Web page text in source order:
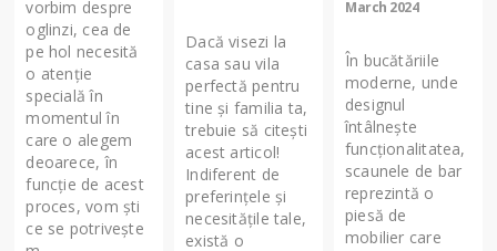
vorbim despre
oglinzi, cea de
pe hol necesită
o atenție
specială în
momentul în
care o alegem
deoarece, în
funcție de acest
proces, vom ști
ce se potrivește
Dacă visezi la
casa sau vila
perfectă pentru
tine și familia ta,
trebuie să citești
acest articol!
Indiferent de
preferințele și
necesitățile tale,
există o
March 2024
În bucătăriile
moderne, unde
designul
întâlnește
funcționalitatea,
scaunele de bar
reprezintă o
piesă de
mobilier care